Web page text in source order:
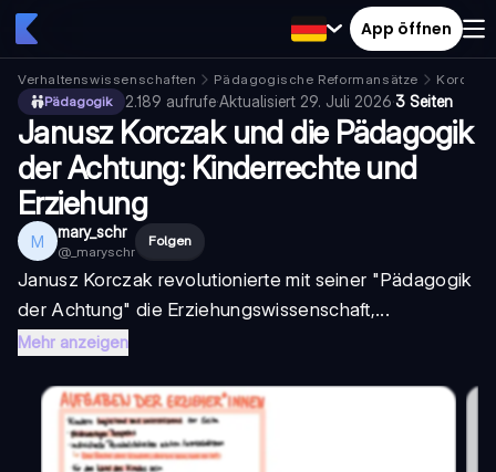
App öffnen
Verhaltenswissenschaften Pädagogische Reformansätze
Korczak
Pädagogik
2.189 aufrufe·Aktualisiert 29. Juli 2026·3 Seiten
Janusz Korczak und die Pädagogik
der Achtung: Kinderrechte und
Erziehung
M mary_schr
@ _maryschr
Folgen
Janusz Korczak revolutionierte mit seiner "Pädagogik
der Achtung" die Erziehungswissenschaft,...
Mehr anzeigen